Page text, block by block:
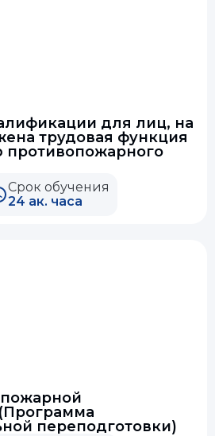
для лиц, на
трудовая функция
Срок обучения
24 ак. часа
переподготовки)